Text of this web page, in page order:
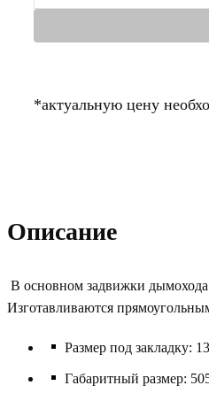
*актуальную цену
Описание
В основном задвижки дымохода
Изготавливаются
Размер под закладку:
Габаритный размер: